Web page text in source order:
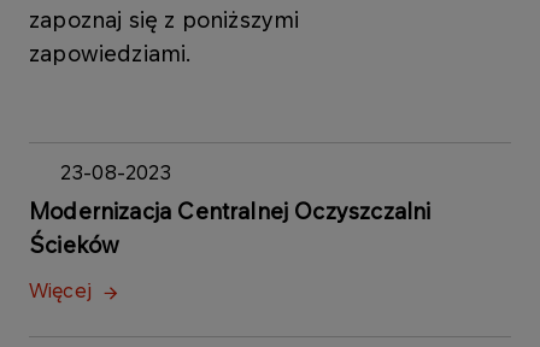
zapoznaj się z poniższymi
zapowiedziami.
23-08-2023
Modernizacja Centralnej Oczyszczalni
Ścieków
Więcej